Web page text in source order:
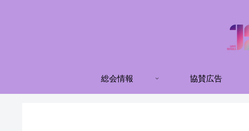
総会情報 協賛広告